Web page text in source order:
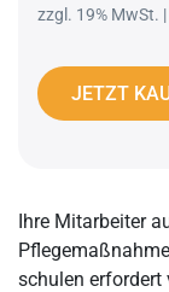
zzgl. 19% MwSt.
JETZT
Ihre Mitarbeiter
schulen erfordert